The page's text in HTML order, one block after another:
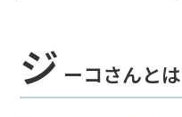
ジ ーコさんと